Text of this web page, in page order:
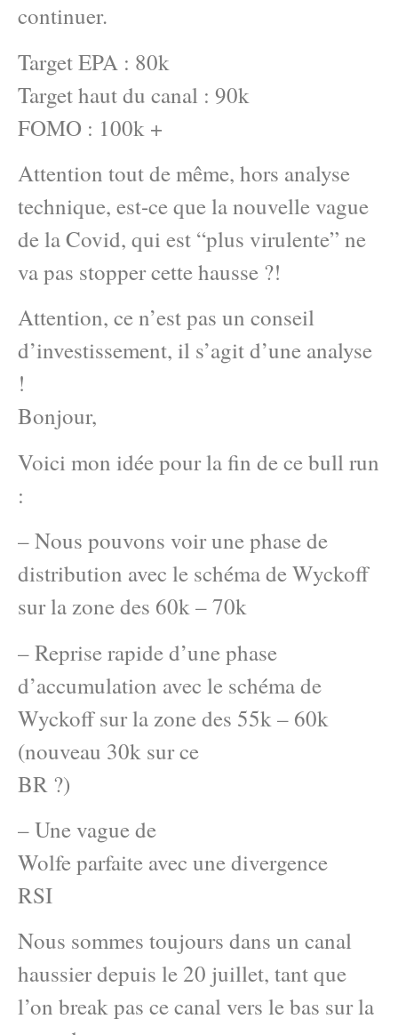
continuer.
Target EPA : 80k
Target haut du canal : 90k
FOMO : 100k +
Attention tout de même, hors analyse
technique, est-ce que la nouvelle vague
de la Covid, qui est “plus virulente” ne
va pas stopper cette hausse ?!
Attention, ce n’est pas un conseil
d’investissement, il s’agit d’une analyse
!
Bonjour,
Voici mon idée pour la fin de ce bull run
:
– Nous pouvons voir une phase de
distribution avec le schéma de Wyckoff
sur la zone des 60k – 70k
– Reprise rapide d’une phase
d’accumulation avec le schéma de
Wyckoff sur la zone des 55k – 60k
(nouveau 30k sur ce
BR ?)
– Une vague de
Wolfe parfaite avec une divergence
RSI
Nous sommes toujours dans un canal
haussier depuis le 20 juillet, tant que
l’on break pas ce canal vers le bas sur la